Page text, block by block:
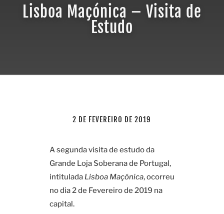
Lisboa Maçónica – Visita de
Estudo
2 DE FEVEREIRO DE 2019
A segunda visita de estudo da
Grande Loja Soberana de Portugal,
intituladaLisboa Maçónica, ocorreu
no dia 2 de Fevereiro de 2019 na
capital.